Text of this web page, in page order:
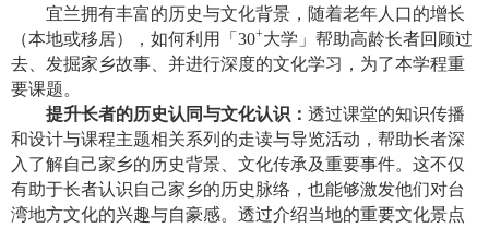
宜兰拥有丰富的历史与文化背景，随着老年人口的增长
（本地或移居），如何利用
「 30+大学」 帮助高龄长者回顾过
去、发掘家乡故事、并进行深度的文化学习，为了本学程重
要课题。
提升长者的历史认同与文化认识： 透过课堂的知识传播
和设计与课程主题相关系列的走读与导览活动，帮助长者深
入了解自己家乡的历史背景、文化传承及重要事件。这不仅
有助于长者认识自己家乡的历史脉络，也能够激发他们对台
湾地方文化的兴趣与自豪感。透过介绍当地的重要文化景点